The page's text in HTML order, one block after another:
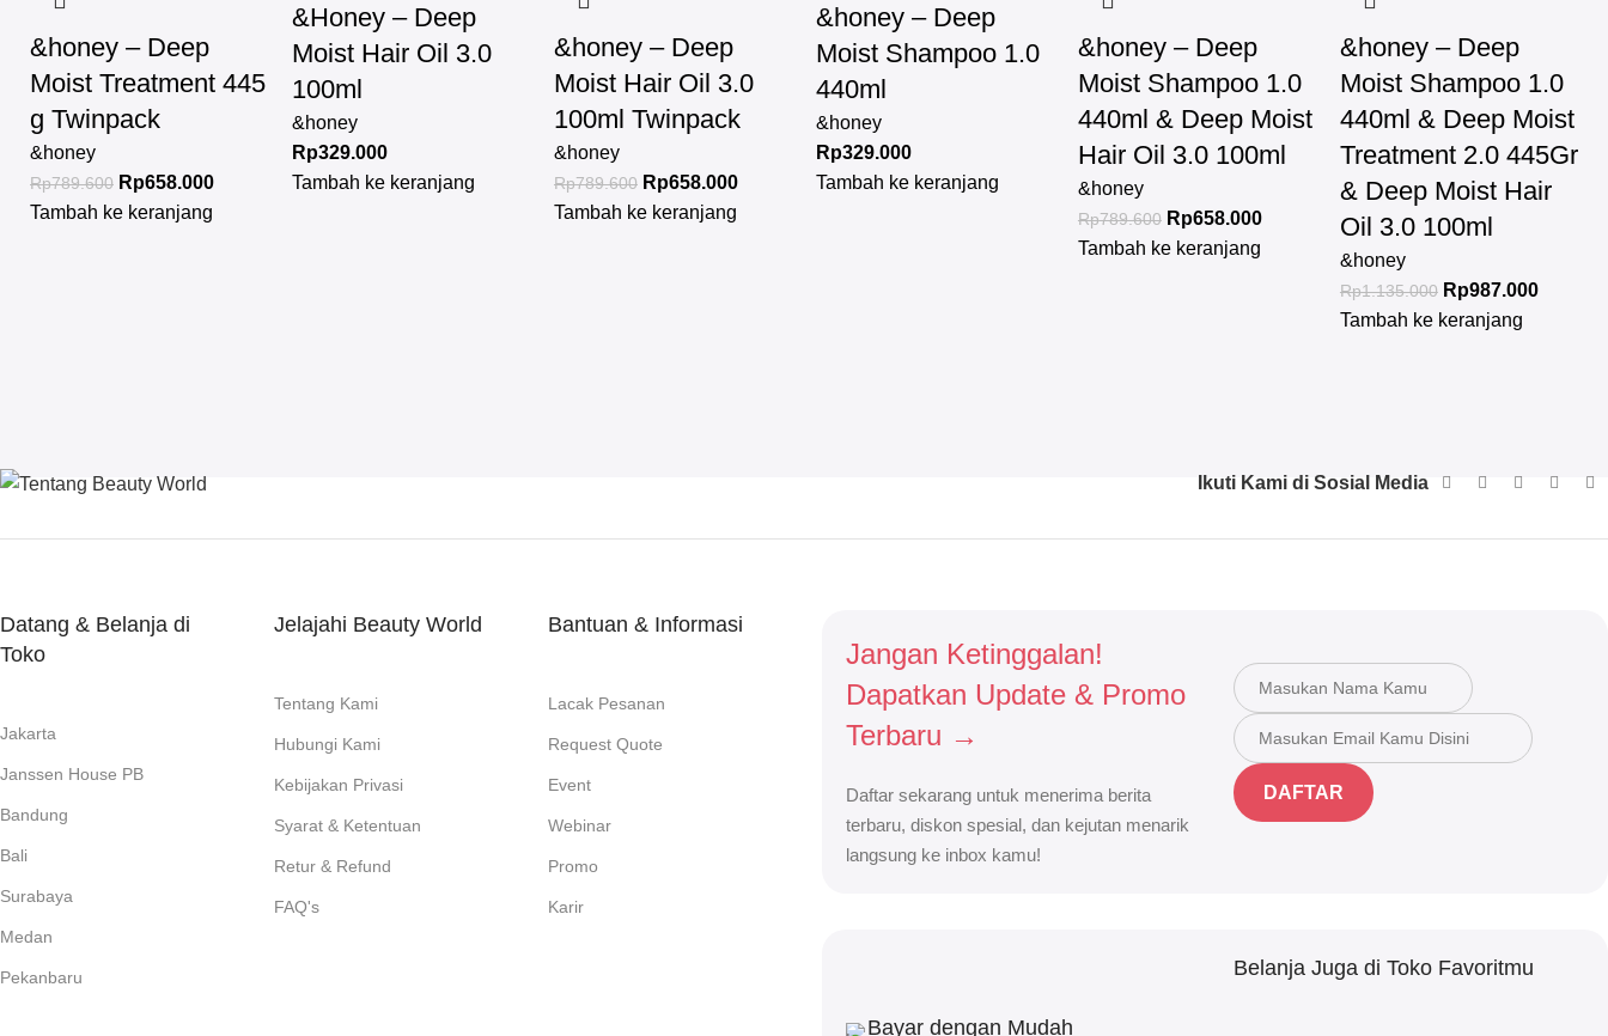
&honey – Deep
Moist Treatment 445
g Twinpack
&honey
Rp789.600 Rp658.000
Tambah ke keranjang
&Honey – Deep
Moist Hair Oil 3.0
100ml
&honey
Rp329.000
Tambah ke keranjang
&honey – Deep
Moist Hair Oil 3.0
100ml Twinpack
&honey
Rp789.600 Rp658.000
Tambah ke keranjang
&honey – Deep
Moist Shampoo 1.0
440ml
&honey
Rp329.000
Tambah ke keranjang
&honey – Deep
Moist Shampoo 1.0
440ml & Deep Moist
Hair Oil 3.0 100ml
&honey
Rp789.600 Rp658.000
Tambah ke keranjang
&honey – Deep
Moist Shampoo 1.0
440ml & Deep Moist
Treatment 2.0 445Gr
& Deep Moist Hair
Oil 3.0 100ml
&honey
Rp1.135.000 Rp987.000
Tambah ke keranjang
Ikuti Kami di Sosial Media
Datang & Belanja di
Toko
Jakarta
Janssen House PB
Bandung
Bali
Surabaya
Medan
Pekanbaru
Jelajahi Beauty World
Tentang Kami
Hubungi Kami
Kebijakan Privasi
Syarat & Ketentuan
Retur & Refund
FAQ's
Bantuan & Informasi
Lacak Pesanan
Request Quote
Event
Webinar
Promo
Karir
Jangan Ketinggalan!
Dapatkan Update & Promo
Terbaru →
Daftar sekarang untuk menerima berita
terbaru, diskon spesial, dan kejutan menarik
langsung ke inbox kamu!
DAFTAR
Bayar dengan Mudah
Belanja Juga di Toko Favoritmu